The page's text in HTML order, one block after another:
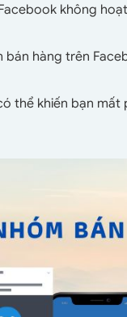
không
bán hàng trên
thể khiến bạn mất